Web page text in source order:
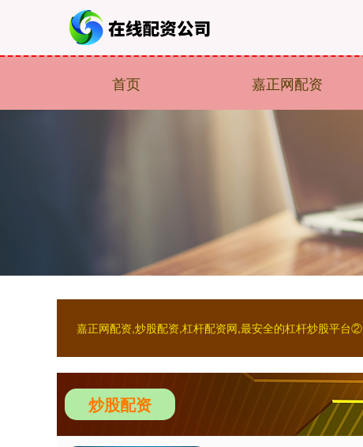
首页 嘉正网配资
嘉正网配资,炒股配资,杠杆配资网,最安全的杠杆炒股平台
炒股配资